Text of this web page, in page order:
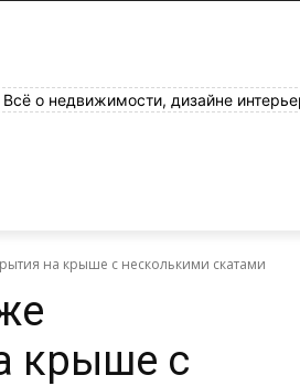
Всё о недвижимости, дизайне
на крыше с несколькими скатами
крыше с